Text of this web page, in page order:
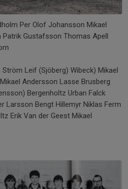
Per Olof Johansson Mikael
Patrik Gustafsson Thomas Apell
Leif (Sjöberg) Wibeck) Mikael
Andersson Lasse Brusberg
Bergenholtz Urban Falck
Larsson Bengt Hillemyr Niklas Ferm
Erik Van der Geest Mikael